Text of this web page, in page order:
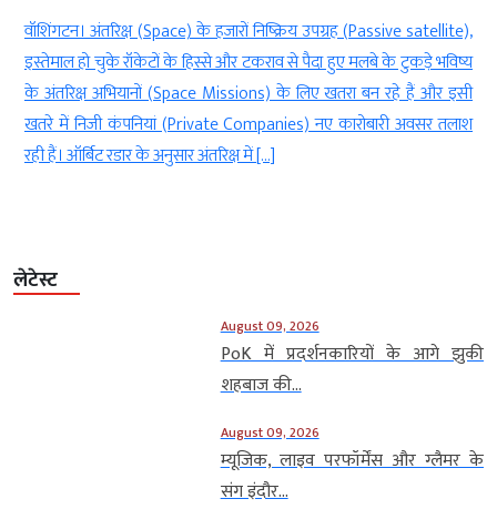
नई दिल्ली। अमेरिका (America) एक ऐसे प्रस्ताव पर विचार कर रहा है जिससे
नॉन-इमिग्रेंट वीजा (Non-Immigrant Visa) पर काम करने वाले कुछ विदेशी
कर्मचारियों (Foreign Employees) को नौकरी छूटने के बाद मिलने वाला 60
दिन का ग्रेस पीरियड (छूट का समय) खत्म हो सकता है. अगर यह बदलाव लागू
होता है, तो प्रभावित कर्मचारियों को […]
लेटेस्ट
August 09, 2026
PoK में प्रदर्शनकारियों के आगे झुकी
शहबाज की...
August 09, 2026
म्यूजिक, लाइव परफॉर्मेंस और ग्लैमर के
संग इंदौर...